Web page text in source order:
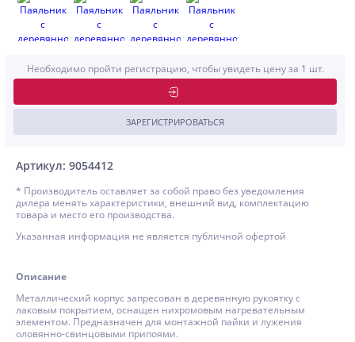
Артикул: 9054412
Необходимо пройти регистрацию, чтобы увидеть цену за 1 шт.
ЗАРЕГИСТРИРОВАТЬСЯ
* Производитель оставляет за собой право без уведомления
дилера менять характеристики, внешний вид, комплектацию
товара и место его производства.
Указанная информация не является публичной офертой
Описание
Металлический корпус запресован в деревянную рукоятку с
лаковым покрытием, оснащен нихромовым нагревательным
элементом. Предназначен для монтажной пайки и лужения
оловянно-свинцовыми припоями.